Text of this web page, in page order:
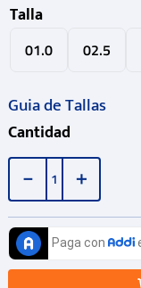
Talla
01.0 02.5
Guia de Tallas
Cantidad
＋
－